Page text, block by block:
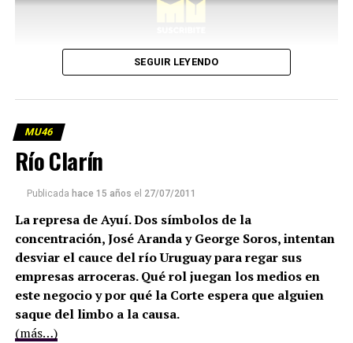
SEGUIR LEYENDO
MU46
Río Clarín
Publicada hace 15 años el 27/07/2011
La represa de Ayuí. Dos símbolos de la
concentración, José Aranda y George Soros, intentan
desviar el cauce del río Uruguay para regar sus
empresas arroceras. Qué rol juegan los medios en
este negocio y por qué la Corte espera que alguien
saque del limbo a la causa.
(más…)